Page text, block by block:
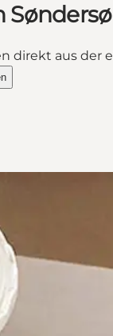
Søndersø
direkt aus der
Søndersø"
in Søndersø on_map